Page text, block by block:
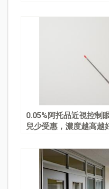
0.05%阿托品近視控制
兒少受惠，濃度越高越